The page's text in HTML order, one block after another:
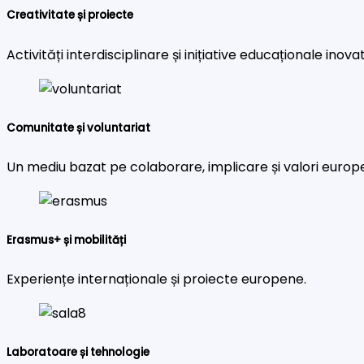
Creativitate și proiecte
Activități interdisciplinare și inițiative educaționale
Comunitate și voluntariat
Un mediu bazat pe colaborare, implicare și valori
Erasmus+ și mobilități
Experiențe internaționale și proiecte europene.
Laboratoare și tehnologie